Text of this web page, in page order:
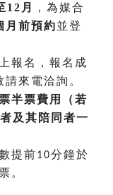
12月
，為媒合
月前預約並登
報名，報名成
來電洽詢。
半票費用（若
及其陪同者一
提前10分鐘於
。